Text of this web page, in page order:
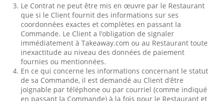
Le Contrat ne peut être mis en œuvre par le Restaurant
que si le Client fournit des informations sur ses
coordonnées exactes et complètes en passant la
Commande. Le Client a l’obligation de signaler
immédiatement à Takeaway.com ou au Restaurant toute
inexactitude au niveau des données de paiement
fournies ou mentionnées.
En ce qui concerne les informations concernant le statut
de sa Commande, il est demandé au Client d’être
joignable par téléphone ou par courriel (comme indiqué
en passant la Commande) à la fois pour le Restaurant et